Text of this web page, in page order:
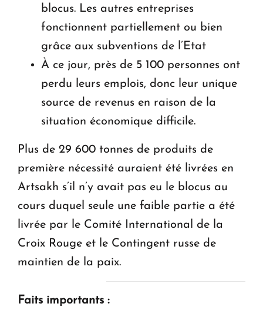
blocus. Les autres entreprises
fonctionnent partiellement ou bien
grâce aux subventions de l’Etat
À ce jour, près de 5 100 personnes ont
perdu leurs emplois, donc leur unique
source de revenus en raison de la
situation économique difficile.
Plus de 29 600 tonnes de produits de
première nécessité auraient été livrées en
Artsakh s’il n’y avait pas eu le blocus au
cours duquel seule une faible partie a été
livrée par le Comité International de la
Croix Rouge et le Contingent russe de
maintien de la paix.
Faits importants :